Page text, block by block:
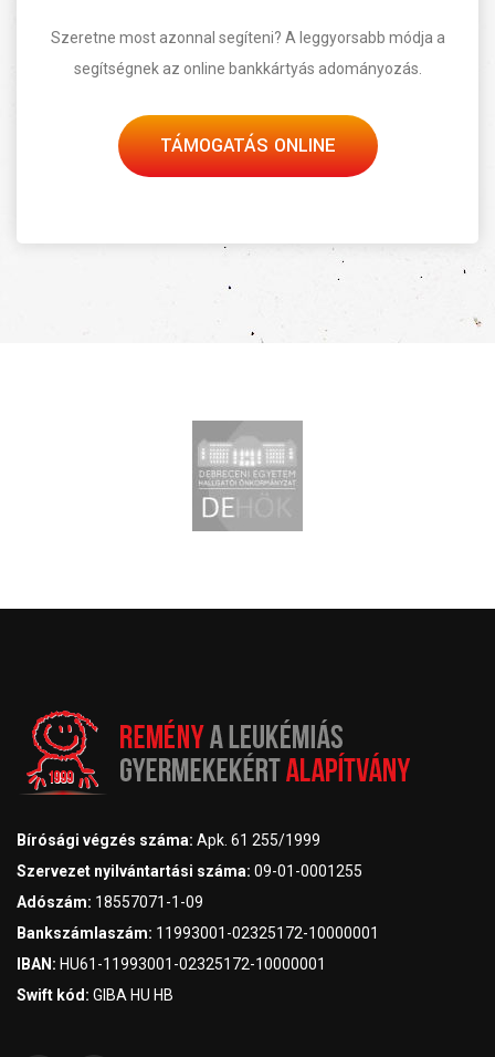
Szeretne most azonnal segíteni? A leggyorsabb módja a
segítségnek az online bankkártyás adományozás.
TÁMOGATÁS ONLINE
Bírósági végzés száma: Apk. 61 255/1999
Szervezet nyilvántartási száma: 09-01-0001255
Adószám: 18557071-1-09
Bankszámlaszám: 11993001-02325172-10000001
IBAN: HU61-11993001-02325172-10000001
Swift kód: GIBA HU HB